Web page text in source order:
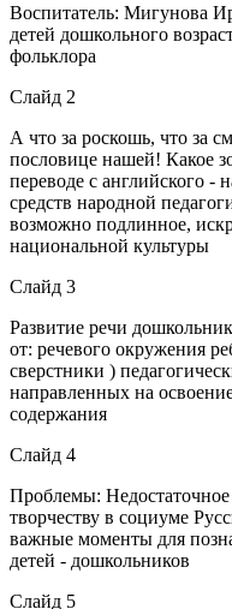
Воспитатель: Мигунова
детей дошкольного
фольклора
Слайд 2
А что за роскошь, что за
пословице нашей! Какое
переводе с английского -
средств народной
возможно подлинное,
национальной культуры
Слайд 3
Развитие речи
от: речевого окружения
сверстники )
направленных на
содержания
Слайд 4
Проблемы:
творчеству в социуме
важные моменты для
детей - дошкольников
Слайд 5